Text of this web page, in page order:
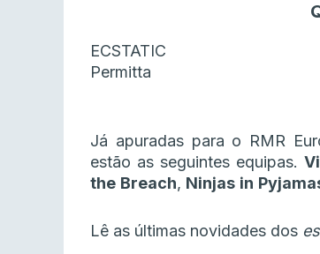
ECSTATIC
Permitta
Já apuradas para o RMR
estão as seguintes equipas.
the Breach, Ninjas in
Lê as últimas novidades dos